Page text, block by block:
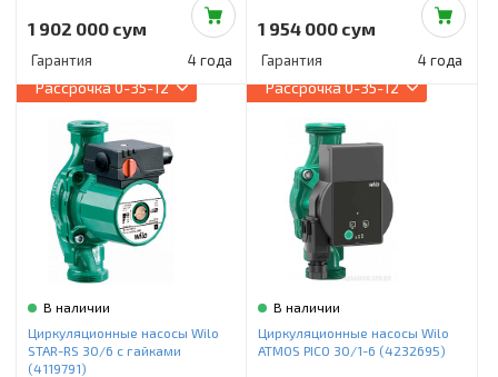
1 902 000 сум
Гарантия 4 года
1 954 000 сум
Гарантия 4 года
Рассрочка0-35-12
В наличии
Циркуляционные насосы Wilo
STAR-RS 30/6 с гайками
(4119791)
Рассрочка0-35-12
В наличии
Циркуляционные насосы Wilo
ATMOS PICO 30/1-6 (4232695)